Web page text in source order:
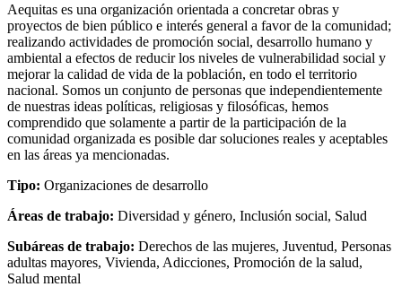
Aequitas es una organización orientada a concretar obras y
proyectos de bien público e interés general a favor de la comunidad;
realizando actividades de promoción social, desarrollo humano y
ambiental a efectos de reducir los niveles de vulnerabilidad social y
mejorar la calidad de vida de la población, en todo el territorio
nacional. Somos un conjunto de personas que independientemente
de nuestras ideas políticas, religiosas y filosóficas, hemos
comprendido que solamente a partir de la participación de la
comunidad organizada es posible dar soluciones reales y aceptables
en las áreas ya mencionadas.
Tipo: Organizaciones de desarrollo
Áreas de trabajo: Diversidad y género, Inclusión social, Salud
Subáreas de trabajo: Derechos de las mujeres, Juventud, Personas
adultas mayores, Vivienda, Adicciones, Promoción de la salud,
Salud mental